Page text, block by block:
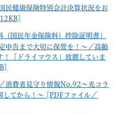
民健康保険特別会計決算状況をお
国民年金保険料）控除証明書」
申告まで大切に保管を！～／高齢
「ドライマウス」放置していま
消費者見守り情報No.92～光コラ
してから！～ [PDFファイル／